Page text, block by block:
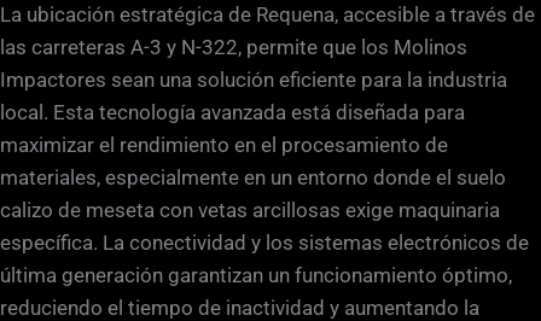
La ubicación estratégica de Requena, accesible a través de
las carreteras A-3 y N-322, permite que los Molinos
Impactores sean una solución eficiente para la industria
local. Esta tecnología avanzada está diseñada para
maximizar el rendimiento en el procesamiento de
materiales, especialmente en un entorno donde el suelo
calizo de meseta con vetas arcillosas exige maquinaria
específica. La conectividad y los sistemas electrónicos de
última generación garantizan un funcionamiento óptimo,
reduciendo el tiempo de inactividad y aumentando la